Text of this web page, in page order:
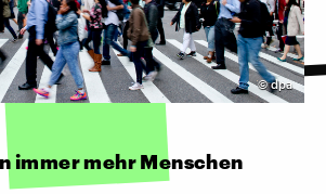
©dpa
immer mehr Menschen